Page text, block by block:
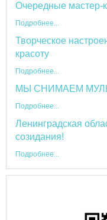
Очередные мастер-
Подробнее...
Творческое
красоту
Подробнее...
МЫ СНИМАЕМ
Подробнее...
Ленинградская
созидания!
Подробнее...